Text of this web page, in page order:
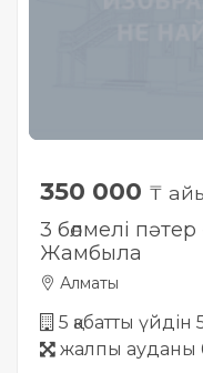
350 000 ₸
3 бөлмелі
Жамбыла
Алматы
5 қабатты үйдін
жалпы ауданы